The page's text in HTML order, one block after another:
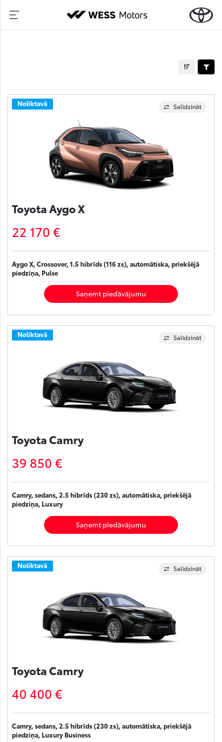
Salīdzināt
Noliktavā
Toyota Aygo X
22 170 €
Aygo X, Crossover, 1.5 hibrīds (116 zs), automātiska, priekšējā
piedziņa, Pulse
Saņemt piedāvājumu
Salīdzināt
Noliktavā
Toyota Camry
39 850 €
Camry, sedans, 2.5 hibrīds (230 zs), automātiska, priekšējā
piedziņa, Luxury
Saņemt piedāvājumu
Salīdzināt
Noliktavā
Toyota Camry
40 400 €
Camry, sedans, 2.5 hibrīds (230 zs), automātiska, priekšējā
piedziņa, Luxury Business